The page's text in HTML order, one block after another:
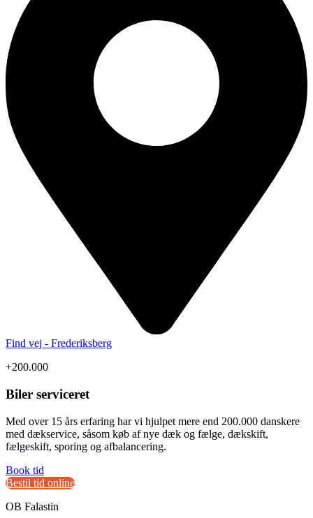
Find vej - Frederiksberg
+200.000
Biler serviceret
Med over 15 års erfaring har vi hjulpet mere end 200.000 danskere
med dækservice, såsom køb af nye dæk og fælge, dækskift,
fælgeskift, sporing og afbalancering.
Book tid
Bestil tid online
OB Falastin